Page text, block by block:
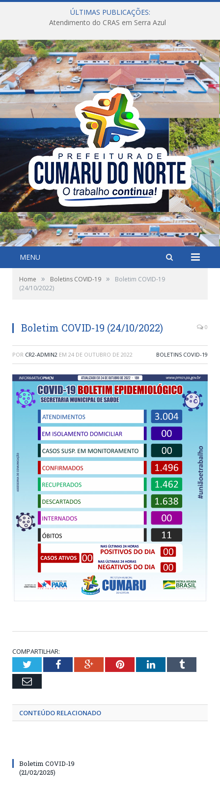
ÚLTIMAS PUBLICAÇÕES:
Atendimento do CRAS em Serra Azul
MENU
Home » Boletins COVID-19 »
Boletim COVID-19
(24/10/2022)
Boletim COVID-19 (24/10/2022) 0
POR CR2-ADMIN2 EM 24 DE OUTUBRO DE 2022 BOLETINS COVID-19
COMPARTILHAR:
TwitterFacebookGoogle+PinterestLinkedInTumblr
Email
CONTEÚDO RELACIONADO
Boletim COVID-19
(21/02/2025)